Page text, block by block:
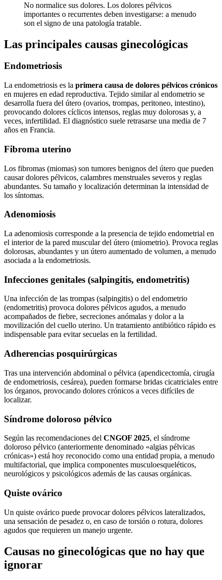
No normalice sus dolores. Los dolores pélvicos
importantes o recurrentes deben investigarse: a menudo
son el signo de una patología tratable.
Las principales causas ginecológicas
Endometriosis
La endometriosis es la primera causa de dolores pélvicos crónicos
en mujeres en edad reproductiva. Tejido similar al endometrio se
desarrolla fuera del útero (ovarios, trompas, peritoneo, intestino),
provocando dolores cíclicos intensos, reglas muy dolorosas y, a
veces, infertilidad. El diagnóstico suele retrasarse una media de 7
años en Francia.
Fibroma uterino
Los fibromas (miomas) son tumores benignos del útero que pueden
causar dolores pélvicos, calambres menstruales severos y reglas
abundantes. Su tamaño y localización determinan la intensidad de
los síntomas.
Adenomiosis
La adenomiosis corresponde a la presencia de tejido endometrial en
el interior de la pared muscular del útero (miometrio). Provoca reglas
dolorosas, abundantes y un útero aumentado de volumen, a menudo
asociada a la endometriosis.
Infecciones genitales (salpingitis, endometritis)
Una infección de las trompas (salpingitis) o del endometrio
(endometritis) provoca dolores pélvicos agudos, a menudo
acompañados de fiebre, secreciones anómalas y dolor a la
movilización del cuello uterino. Un tratamiento antibiótico rápido es
indispensable para evitar secuelas en la fertilidad.
Adherencias posquirúrgicas
Tras una intervención abdominal o pélvica (apendicectomía, cirugía
de endometriosis, cesárea), pueden formarse bridas cicatriciales entre
los órganos, provocando dolores crónicos a veces difíciles de
localizar.
Síndrome doloroso pélvico
Según las recomendaciones del CNGOF 2025, el síndrome
doloroso pélvico (anteriormente denominado «algias pélvicas
crónicas») está hoy reconocido como una entidad propia, a menudo
multifactorial, que implica componentes musculoesqueléticos,
neurológicos y psicológicos además de las causas orgánicas.
Quiste ovárico
Un quiste ovárico puede provocar dolores pélvicos lateralizados,
una sensación de pesadez o, en caso de torsión o rotura, dolores
agudos que requieren un manejo urgente.
Causas no ginecológicas que no hay que
ignorar